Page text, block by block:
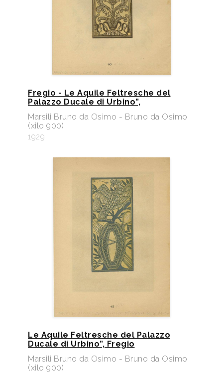
Fregio - Le Aquile Feltresche del
Palazzo Ducale di Urbino”,
Marsili Bruno da Osimo - Bruno da Osimo
(xilo 900)
1929
Le Aquile Feltresche del Palazzo
Ducale di Urbino”, Fregio
Marsili Bruno da Osimo - Bruno da Osimo
(xilo 900)